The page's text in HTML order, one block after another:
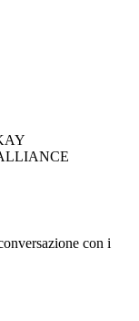
con i